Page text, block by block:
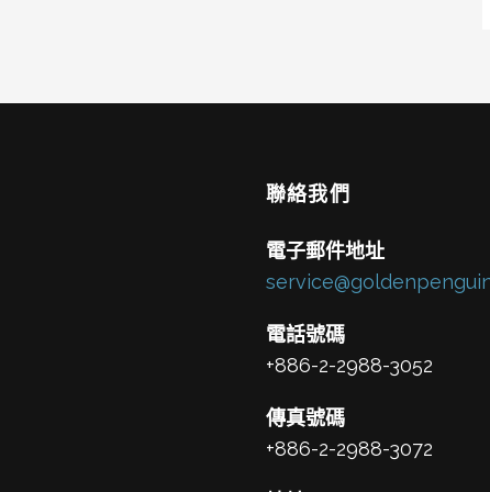
聯絡我們
電子郵件地址
電話號碼
+886-2-2988-3052
傳真號碼
+886-2-2988-3072